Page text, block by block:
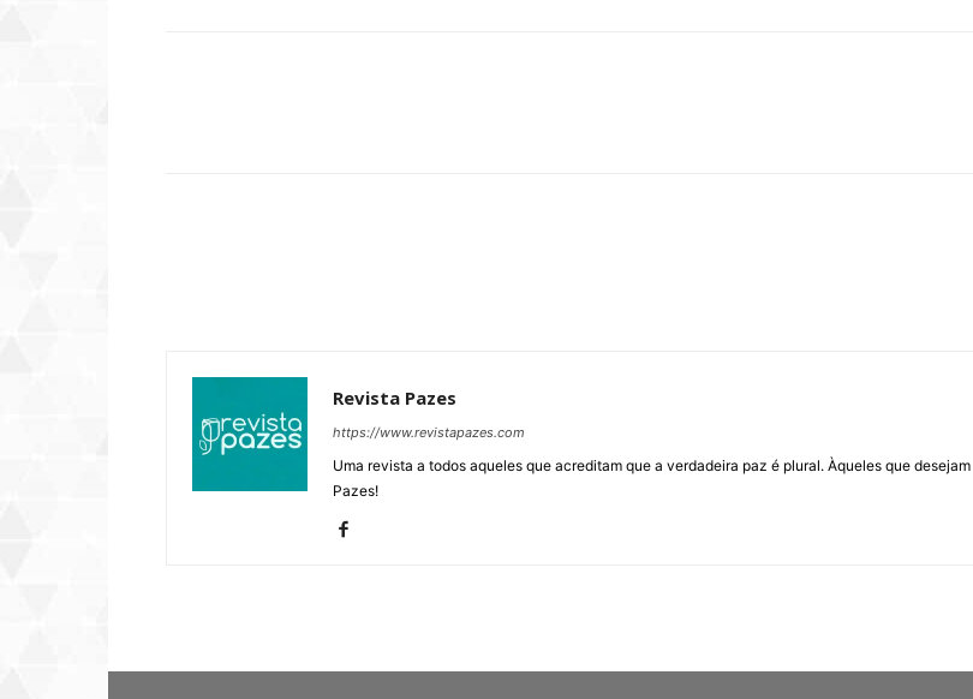
Revista Pazes
https://www.revistapazes.com
Uma revista a todos aqueles que acreditam que a verdadeira paz é plural. Àqueles que desejam
Pazes!